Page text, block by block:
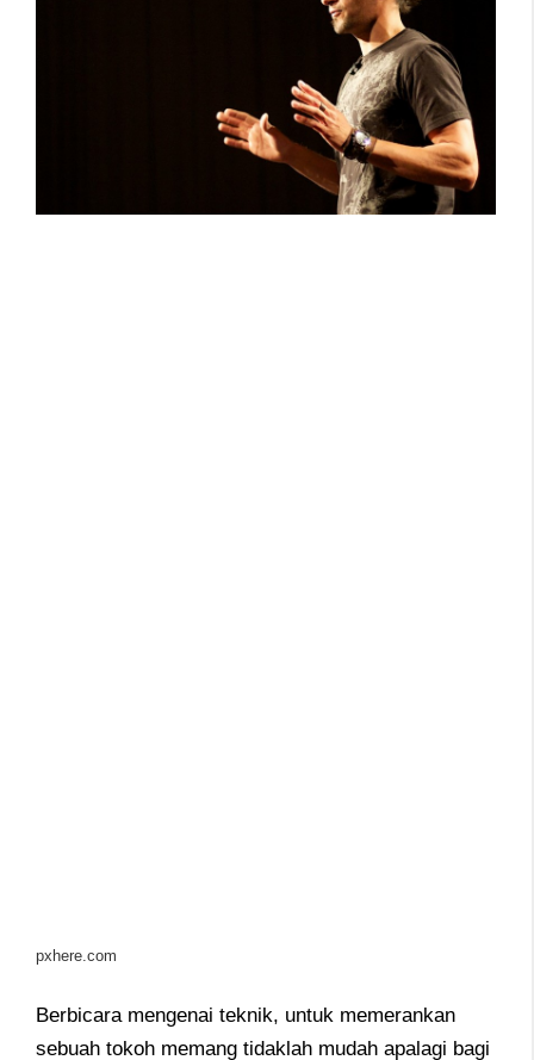
pxhere.com
Berbicara mengenai teknik, untuk memerankan
sebuah tokoh memang tidaklah mudah apalagi bagi